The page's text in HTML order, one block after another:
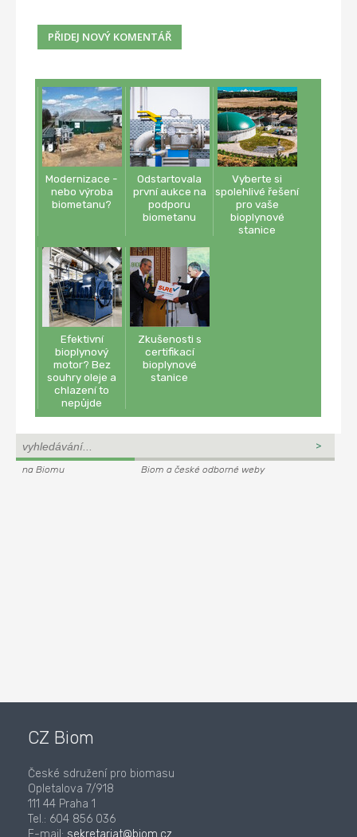
Modernizace -
nebo výroba
biometanu?
Odstartovala
první aukce na
podporu
biometanu
Vyberte si
spolehlivé řešení
pro vaše
bioplynové
stanice
Efektivní
bioplynový
motor? Bez
souhry oleje a
chlazení to
nepůjde
Zkušenosti s
certifikací
bioplynové
stanice
na Biomu Biom a české odborné weby
CZ Biom
České sdružení pro biomasu
Opletalova 7/918
111 44 Praha 1
Tel.: 604 856 036
E-mail: sekretariat@biom.cz